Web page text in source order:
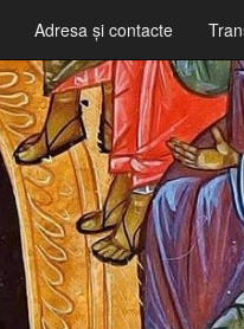
Adresa şi contacte